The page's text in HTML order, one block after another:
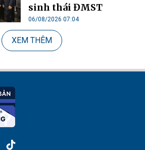
sinh thái ĐMST
06/08/2026 07:04
XEM THÊM